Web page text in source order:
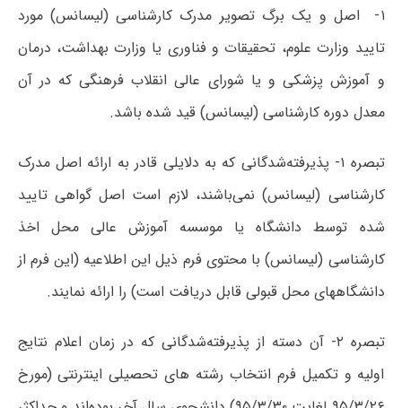
۱- اصل‌ و یک برگ‌ تصویر مدرک‌ کارشناسی‌ (لیسانس‌) مورد
تایید وزارت‌ علوم‌، تحقیقات‌ و فناوری‌ یا وزارت‌ بهداشت‌، درمان‌
و آموزش‌ پزشکی‌ و یا شورای ‌عالی‌ انقلاب‌ فرهنگی‌ که‌ در آن‌
معدل‌ دوره‌ کارشناسی‌ (لیسانس‌) قید شده‌ باشد‌.
تبصره ‌۱- پذیرفته‌شدگانی‌ که‌ به‌ دلایلی‌ قادر به‌ ارائه‌ اصل‌ مدرک‌
کارشناسی (لیسانس‌) نمی‌باشند، لازم‌ است‌ اصل‌ گواهی‌ تایید
شده‌ توسط دانشگاه‌ یا موسسه‌ آموزش‌ عالی‌ محل ‌اخذ
کارشناسی‌ (لیسانس‌) با محتوی فرم ذیل این اطلاعیه (این فرم از
دانشگاههای محل قبولی قابل دریافت است) را ارائه‌ نمایند.
تبصره ۲- آن دسته از پذیرفته‌شدگانی که در زمان اعلام نتایج
اولیه و تکمیل فرم انتخاب رشته های تحصیلی اینترنتی (مورخ